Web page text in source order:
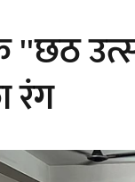
के ''छठ
रंग